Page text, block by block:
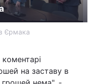
Єрмака
на заставу в